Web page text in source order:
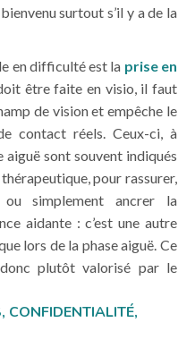
surtout s’il y a de la
en difficulté est la prise en
être faite en visio, il faut
de vision et empêche le
contact réels. Ceux-ci, à
aiguë sont souvent indiqués
pour rassurer,
ou simplement ancrer la
aidante : c’est une autre
lors de la phase aiguë. Ce
plutôt valorisé par le
CONFIDENTIALITÉ,